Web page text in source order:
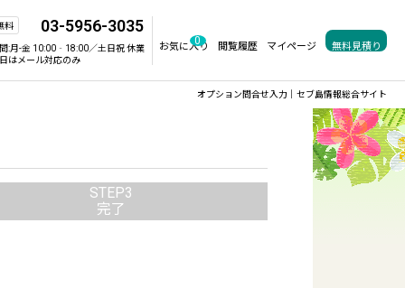
料 03-5956-3035
:月-金 10:00‐18:00／土日祝 休業
はメール対応のみ
お気に入り
0 閲覧履歴 マイページ 無料見積り
オプション問合せ入力｜セブ島情報総合サイト
STEP3
完了